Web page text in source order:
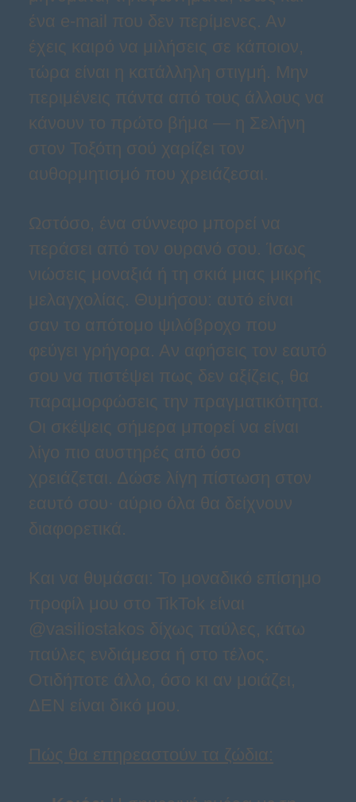
ένα e-mail που δεν περίμενες. Αν
έχεις καιρό να μιλήσεις σε κάποιον,
τώρα είναι η κατάλληλη στιγμή. Μην
περιμένεις πάντα από τους άλλους να
κάνουν το πρώτο βήμα — η Σελήνη
στον Τοξότη σού χαρίζει τον
αυθορμητισμό που χρειάζεσαι.
Ωστόσο, ένα σύννεφο μπορεί να
περάσει από τον ουρανό σου. Ίσως
νιώσεις μοναξιά ή τη σκιά μιας μικρής
μελαγχολίας. Θυμήσου: αυτό είναι
σαν το απότομο ψιλόβροχο που
φεύγει γρήγορα. Αν αφήσεις τον εαυτό
σου να πιστέψει πως δεν αξίζεις, θα
παραμορφώσεις την πραγματικότητα.
Οι σκέψεις σήμερα μπορεί να είναι
λίγο πιο αυστηρές από όσο
χρειάζεται. Δώσε λίγη πίστωση στον
εαυτό σου· αύριο όλα θα δείχνουν
διαφορετικά.
Και να θυμάσαι: Το μοναδικό επίσημο
προφίλ μου στο TikTok είναι
@vasiliostakos δίχως παύλες, κάτω
παύλες ενδιάμεσα ή στο τέλος.
Οτιδήποτε άλλο, όσο κι αν μοιάζει,
ΔΕΝ είναι δικό μου.
Πώς θα επηρεαστούν τα ζώδια: